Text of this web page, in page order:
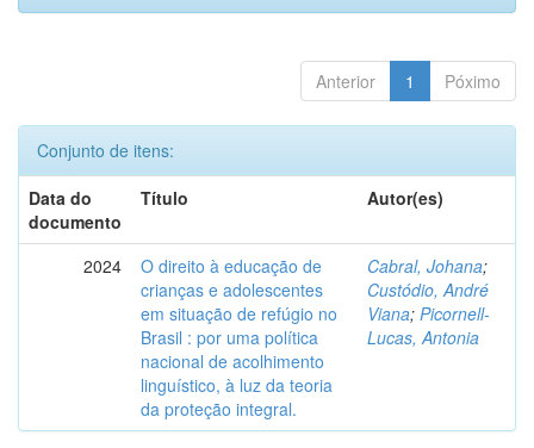
Anterior 1 Póximo
Conjunto de itens:
Data do
documento
Título Autor(es)
2024
O direito à educação de
crianças e adolescentes
em situação de refúgio no
Brasil : por uma política
nacional de acolhimento
linguístico, à luz da teoria
da proteção integral.
Cabral, Johana;
Custódio, André
Viana; Picornell-
Lucas, Antonia